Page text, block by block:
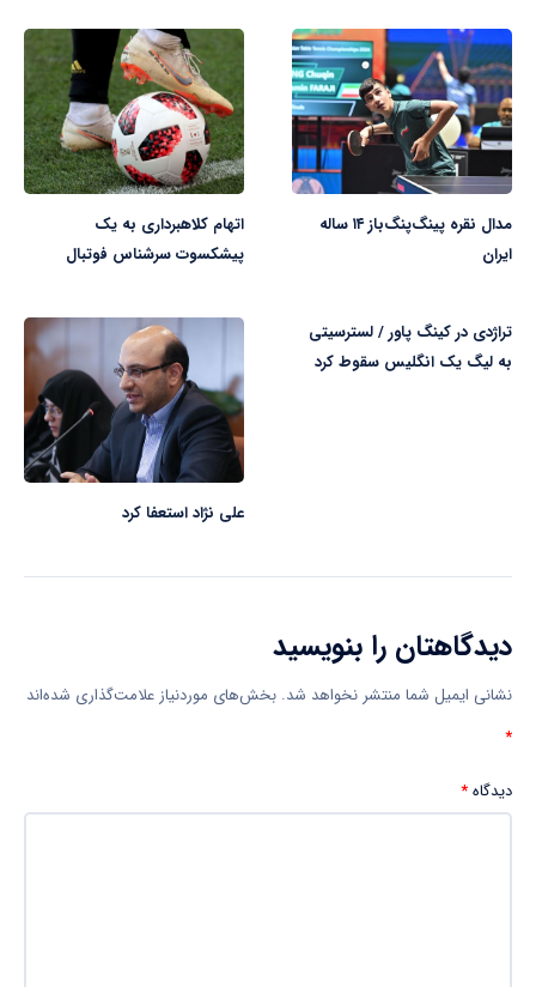
مدال نقره پینگ‌پنگ‌باز ۱۴ ساله
ایران
اتهام کلاهبرداری به یک
پیشکسوت سرشناس فوتبال
تراژدی در کینگ پاور / لسترسیتی
به لیگ یک انگلیس سقوط کرد
علی نژاد استعفا کرد
دیدگاهتان را بنویسید
نشانی ایمیل شما منتشر نخواهد شد. بخش‌های موردنیاز علامت‌گذاری شده‌اند
*
دیدگاه*